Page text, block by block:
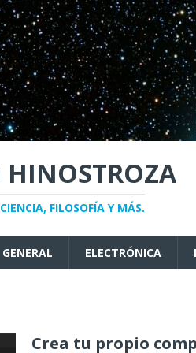
HINOSTROZA
FILOSOFÍA Y MÁS.
GENERAL ELECTRÓNICA
Crea tu propio